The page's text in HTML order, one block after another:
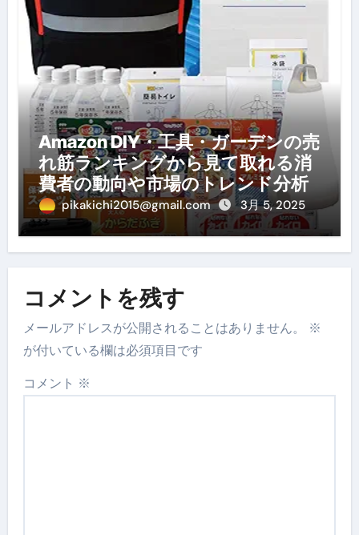
Amazon DIY・工具・ガーデンの売
れ筋ランキングから見て取れる消
費者の動向や市場のトレンド分析
pikakichi2015@gmail.com 3月 5, 2025
コメントを残す
メールアドレスが公開されることはありません。
※
が付いている欄は必須項目です
コメント ※